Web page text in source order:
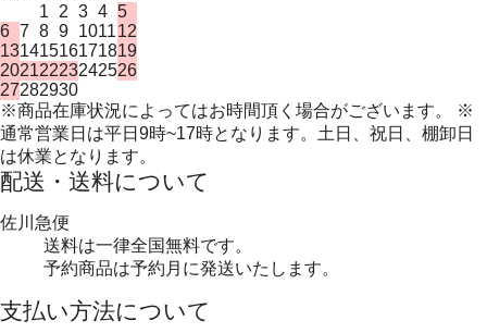
1
2 3 4 5
6 7 8 9 101112
13141516171819
20212223242526
27282930
※商品在庫状況によってはお時間頂く場合がございます。 ※
通常営業日は平日9時~17時となります。土日、祝日、棚卸日
は休業となります。
配送・送料について
佐川急便
送料は一律全国無料です。
予約商品は予約月に発送いたします。
支払い方法について